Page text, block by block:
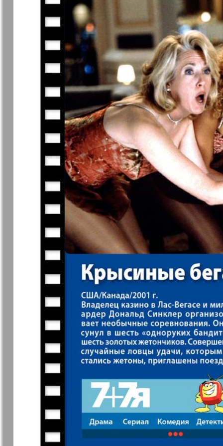
3
7
13
19
25
31
37
43
49
56
61
МК-Германия
планета мнений
МК-
Новые Земляки
Panorama-mir Партнер
Русский вояж
Архив необновляющихся на сайте изданий
7плюс7я Авангард
Анонс Антенна
Афиша Augsburg Бизнес
Ваша газета Версия
сокровище
Восточная
Германия